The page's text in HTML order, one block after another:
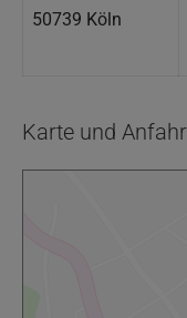
50739 Köln
Karte und